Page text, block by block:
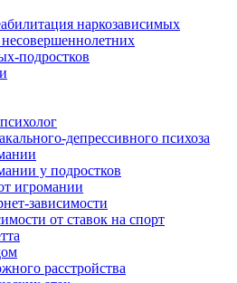
наркозависимых
подростков
депрессивного психоза
у подростков
игромании
зависимости
от ставок на спорт
расстройства